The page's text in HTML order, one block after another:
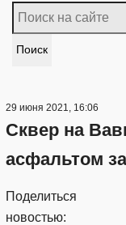
Поиск
29 июня 2021, 16:06
Сквер на
асфальтом
Поделиться
новостью: